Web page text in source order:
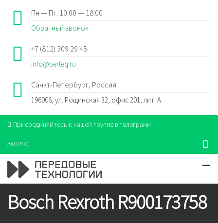
Пн — Пт: 10:00 — 18:00
Обратный звонок
+7 (812) 309 29 45
info@perteq.ru
Санкт-Петербург, Россия
196006, ул. Рощинская 32, офис 201, лит. А.
Присоединяйтесь к нашей группе в телеграмм
ЗАПРОС
Bosch Rexroth R900173758